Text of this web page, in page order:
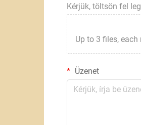
Kérjük, töltsön fel
Up to 3 files,
Üzenet